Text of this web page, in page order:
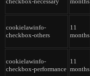
cookielawinfo-
checkbox-others
11
months
cookielawinfo-
checkbox-performance
11
months